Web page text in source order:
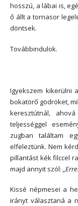
hosszú, a lábai is,
ő állt a tornasor
döntsek.
Továbbindulok.
Igyekszem kikerülni
bokatörő gödröket,
keresztútnál,
teljességgel
zugban találtam
elfeleztünk. Nem
pillantást kék filccel
majd annyit szól:
Kissé népmesei a
irányt választaná a